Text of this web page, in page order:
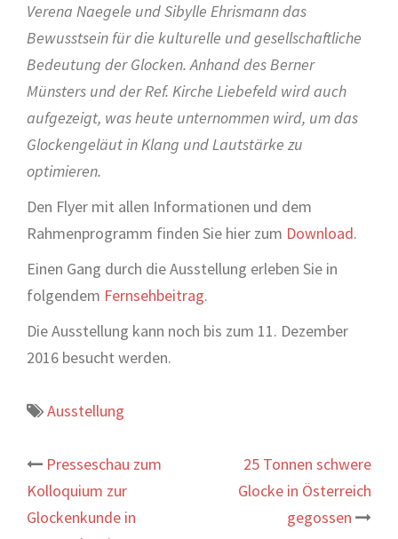
Verena Naegele und Sibylle Ehrismanndas
Bewusstsein für die kulturelle und gesellschaftliche
Bedeutung der Glocken. Anhanddes Berner
Münsters und der Ref. Kirche Liebefeld wird auch
aufgezeigt, was heute unternommen wird, um das
Glockengeläut in Klang und Lautstärke zu
optimieren.
Den Flyer mit allen Informationen und dem
Rahmenprogramm finden Sie hier zum Download.
Einen Gang durch die Ausstellung erleben Sie in
folgendem Fernsehbeitrag.
Die Ausstellung kann noch bis zum 11. Dezember
2016 besucht werden.
Ausstellung
Beitrags-
Navigation
Presseschau zum
Kolloquium zur
Glockenkunde in
25 Tonnen schwere
Glocke in Österreich
gegossen